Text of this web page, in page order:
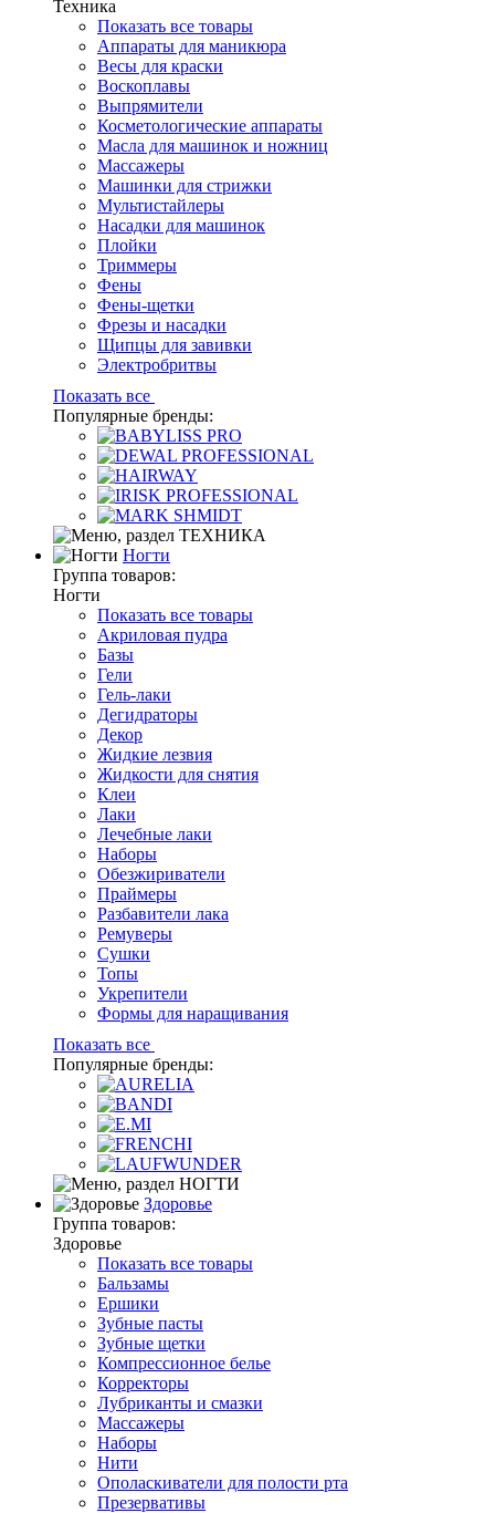
Техника
Показать все товары
Аппараты для маникюра
Весы для краски
Воскоплавы
Выпрямители
Косметологические аппараты
Масла для машинок и ножниц
Массажеры
Машинки для стрижки
Мультистайлеры
Насадки для машинок
Плойки
Триммеры
Фены
Фены-щетки
Фрезы и насадки
Щипцы для завивки
Электробритвы
Показать все
Популярные бренды:
Ногти
Группа товаров:
Ногти
Показать все товары
Акриловая пудра
Базы
Гели
Гель-лаки
Дегидраторы
Декор
Жидкие лезвия
Жидкости для снятия
Клеи
Лаки
Лечебные лаки
Наборы
Обезжириватели
Праймеры
Разбавители лака
Ремуверы
Сушки
Топы
Укрепители
Формы для наращивания
Показать все
Популярные бренды:
Здоровье
Группа товаров:
Здоровье
Показать все товары
Бальзамы
Ершики
Зубные пасты
Зубные щетки
Компрессионное белье
Корректоры
Лубриканты и смазки
Массажеры
Наборы
Нити
Ополаскиватели для полости рта
Презервативы